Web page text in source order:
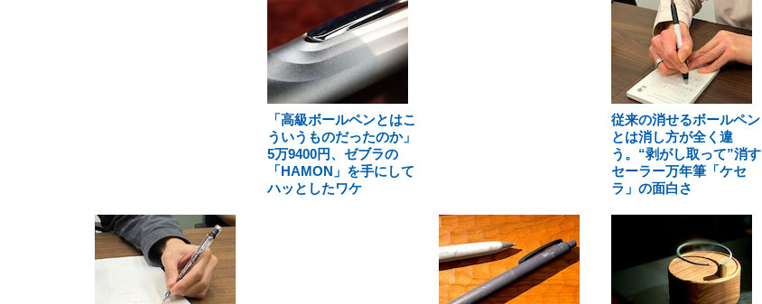
「高級ボールペンとはこ
ういうものだったのか」
5万9400円、ゼブラの
「HAMON」を手にして
ハッとしたワケ
従来の消せるボールペン
とは消し方が全く違
う。“剥がし取って”消す
セーラー万年筆「ケセ
ラ」の面白さ